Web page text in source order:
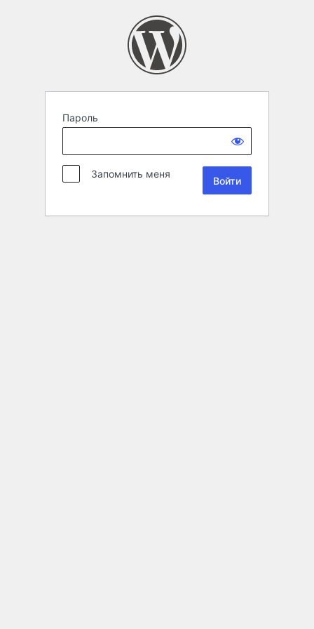
Пароль
Запомнить меня